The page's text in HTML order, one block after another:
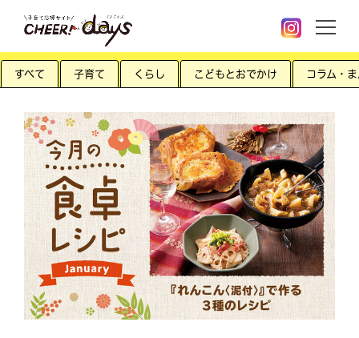
すべて 子育て くらし こどもとおでかけ コラム・